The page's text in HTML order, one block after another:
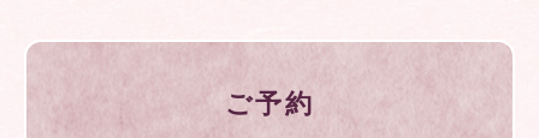
ご予約